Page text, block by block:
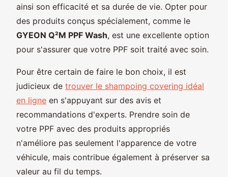
ainsi son efficacité et sa durée de vie. Opter pour
des produits conçus spécialement, comme le
GYEON Q²M PPF Wash, est une excellente option
pour s'assurer que votre PPF soit traité avec soin.
Pour être certain de faire le bon choix, il est
judicieux de trouver le shampoing covering idéal
en ligne en s'appuyant sur des avis et
recommandations d'experts. Prendre soin de
votre PPF avec des produits appropriés
n'améliore pas seulement l'apparence de votre
véhicule, mais contribue également à préserver sa
valeur au fil du temps.